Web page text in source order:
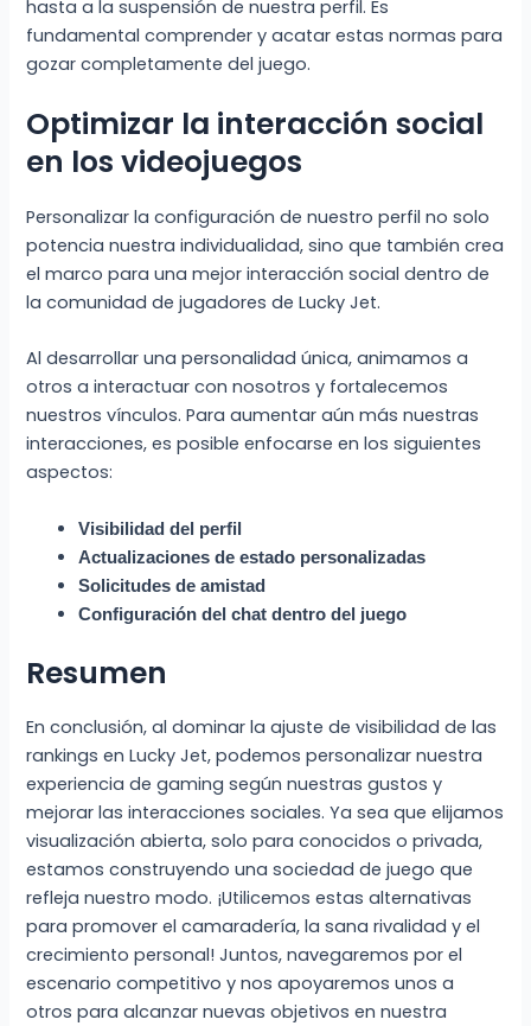
hasta a la suspensión de nuestra perfil. Es
fundamental comprender y acatar estas normas para
gozar completamente del juego.
Optimizar la interacción social
en los videojuegos
Personalizar la configuración de nuestro perfil no solo
potencia nuestra individualidad, sino que también crea
el marco para una mejor interacción social dentro de
la comunidad de jugadores de Lucky Jet.
Al desarrollar una personalidad única, animamos a
otros a interactuar con nosotros y fortalecemos
nuestros vínculos. Para aumentar aún más nuestras
interacciones, es posible enfocarse en los siguientes
aspectos:
Visibilidad del perfil
Actualizaciones de estado personalizadas
Solicitudes de amistad
Configuración del chat dentro del juego
Resumen
En conclusión, al dominar la ajuste de visibilidad de las
rankings en Lucky Jet, podemos personalizar nuestra
experiencia de gaming según nuestras gustos y
mejorar las interacciones sociales. Ya sea que elijamos
visualización abierta, solo para conocidos o privada,
estamos construyendo una sociedad de juego que
refleja nuestro modo. ¡Utilicemos estas alternativas
para promover el camaradería, la sana rivalidad y el
crecimiento personal! Juntos, navegaremos por el
escenario competitivo y nos apoyaremos unos a
otros para alcanzar nuevas objetivos en nuestra